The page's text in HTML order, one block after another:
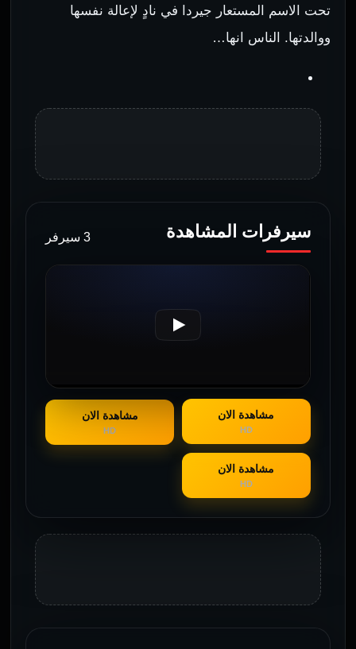
تحت الاسم المستعار جيردا في نادٍ لإعالة نفسها
ووالدتها. الناس انها…
سيرفرات المشاهدة 3 سيرفر
مشاهدة الان
HD
مشاهدة الان
HD
مشاهدة الان
HD